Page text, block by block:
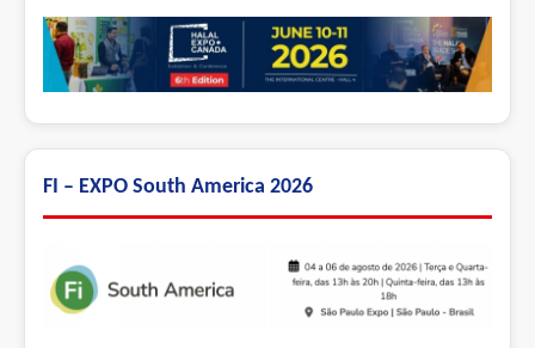
FI – EXPO South America 2026